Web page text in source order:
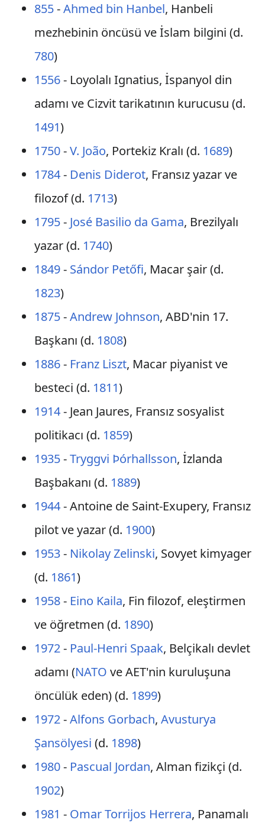
855-Ahmed bin Hanbel, Hanbeli
mezhebinin öncüsü ve İslam bilgini (d.
780)
1556- Loyolalı Ignatius, İspanyol din
adamı ve Cizvit tarikatının kurucusu (d.
1491)
1750-V. João, Portekiz Kralı (d. 1689)
1784- Denis Diderot, Fransız yazar ve
filozof (d. 1713)
1795- José Basilio da Gama, Brezilyalı
yazar (d. 1740)
1849- Sándor Petőfi, Macar şair (d.
1823)
1875-Andrew Johnson, ABD'nin 17.
Başkanı (d. 1808)
1886- Franz Liszt, Macar piyanist ve
besteci (d. 1811)
1914- Jean Jaures, Fransız sosyalist
politikacı (d. 1859)
1935-Tryggvi Þórhallsson, İzlanda
Başbakanı (d. 1889)
1944- Antoine de Saint-Exupery, Fransız
pilot ve yazar (d. 1900)
1953- Nikolay Zelinski, Sovyet kimyager
(d. 1861)
1958- Eino Kaila, Fin filozof, eleştirmen
ve öğretmen (d. 1890)
1972- Paul-Henri Spaak, Belçikalı devlet
adamı (NATO ve AET'nin kuruluşuna
öncülük eden) (d. 1899)
1972-Alfons Gorbach, Avusturya
Şansölyesi (d. 1898)
1980- Pascual Jordan, Alman fizikçi (d.
1902)
1981 - Omar Torrijos Herrera, Panamalı